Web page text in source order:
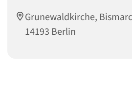
Grunewaldkirche,
14193 Berlin